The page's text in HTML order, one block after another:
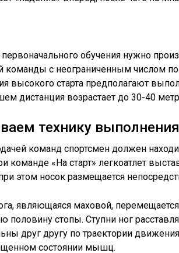
обучения нужно
команды с неограниченным числом
высокого старта предполагают
дистанция возрастает до 30-40
технику
команд спортсмен должен
команде «На старт» легкоатлет
этом носок размещается
являющаяся маховой,
половину стопы. Ступни ног
друг другу по траектории
состоянии мышц.